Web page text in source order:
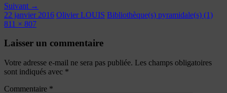
Suivant →
22 janvier 2016 Olivier LOUIS Bibliothèque(s) pyramidale(s) (1)
811 × 807
Laisser un commentaire
Votre adresse e-mail ne sera pas publiée. Les champs obligatoires
sont indiqués avec *
Commentaire *